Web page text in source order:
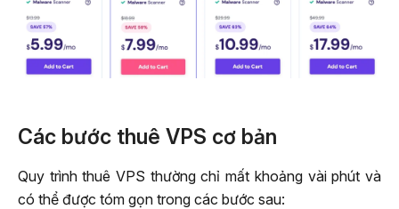
Các bước thuê VPS cơ bản
Quy trình thuê VPS thường chỉ mất khoảng vài phút và
có thể được tóm gọn trong các bước sau: